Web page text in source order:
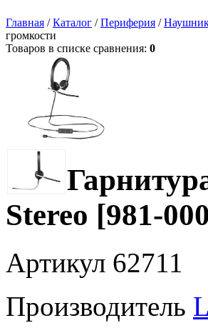
Главная /Каталог /Периферия /
громкости
Товаров в списке сравнения: 0
Stereo [981-
Артикул 62711
Производитель